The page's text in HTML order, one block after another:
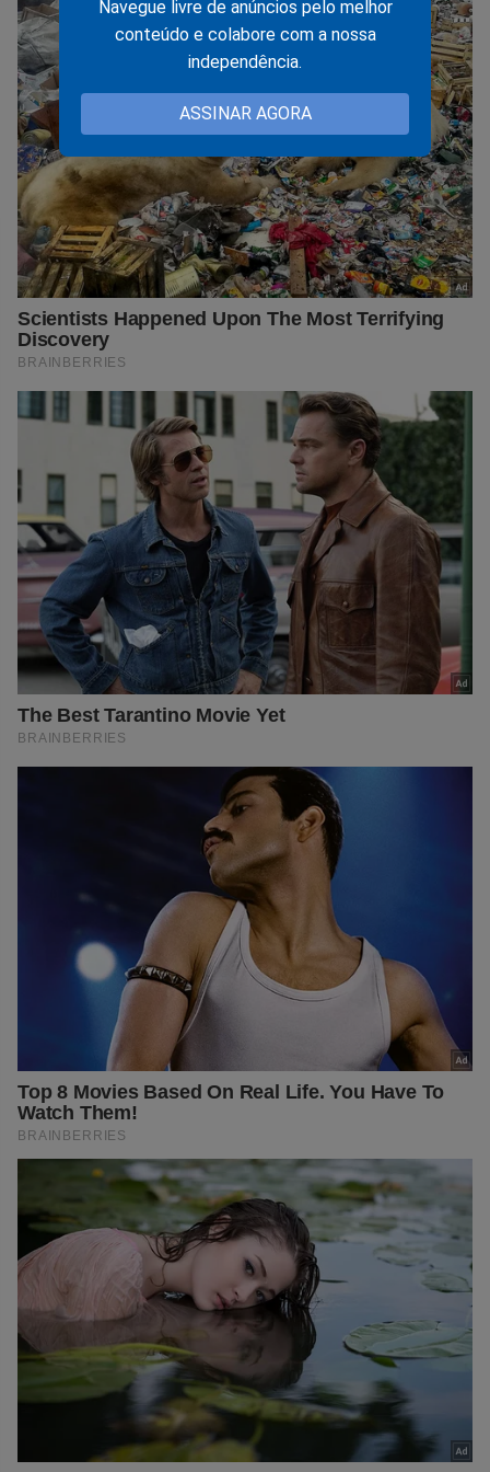
Navegue livre de anúncios pelo melhor
conteúdo e colabore com a nossa
independência.
ASSINAR AGORA